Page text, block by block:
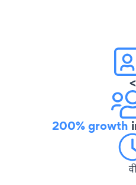
<
200% growth
वी